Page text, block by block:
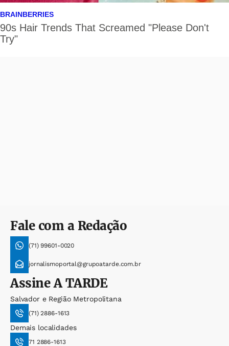
Fale com a Redação
(71) 99601-0020
jornalismoportal@grupoatarde.com.br
AssineA TARDE
Salvador e Região Metropolitana
(71) 2886-1613
Demais localidades
71 2886-1613